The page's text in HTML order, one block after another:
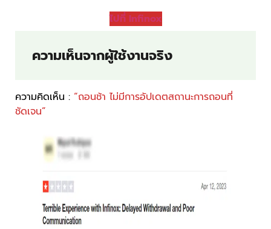
ไปที่ Infinox
ความเห็นจากผู้ใช้งานจริง
ความคิดเห็น : “ถอนช้า ไม่มีการอัปเดตสถานะการถอนที่
ชัดเจน”